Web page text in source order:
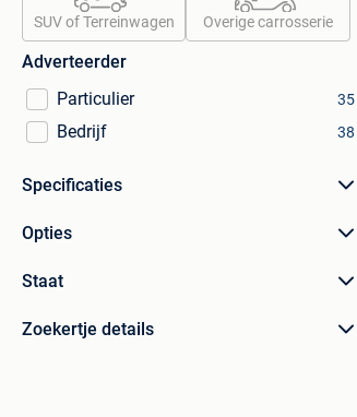
SUV of Terreinwagen Overige carrosserie
Adverteerder
Particulier
35
Bedrijf 38
Specificaties
Opties
Staat
Zoekertje details